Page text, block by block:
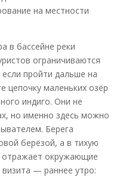
на местности
в бассейне реки
ограничиваются
пройти дальше на
цепочку маленьких озёр
индиго. Они не
но именно здесь можно
Берега
берёзой, а в тихую
отражает окружающие
— раннее утро: